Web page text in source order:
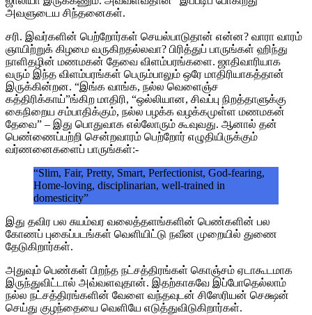
அவளுடைய சிந்தனைகள்.
சரி. இவர்களின் பெற்றோர்கள் செயல்பாடுதான் என்ன? வாரா வாரம்
ஞாயிற்றுக் கிழமை வருகிறதல்லவா? பிரித்துப் பாருங்கள் ஹிந்து
நாளிதழின் மணமகன் தேவை விளம்பரங்களை. ஜாதிவாரியாக
வரும் இந்த விளம்பரங்கள் பெரும்பாலும் ஒரே மாதிரியாகத்தான்
இருக்கின்றன. “இங்க வாங்க, நல்ல வெளைஞ்ச
கத்திரிக்காய்”ங்கிற மாதிரி, “ஒல்லியான, சிவப்பு நிறத்தாளுக்கு
கைநிறைய சம்பாதிக்கும், நல்ல பழக்க வழக்கமுள்ள மணமகன்
தேவை” – இது பொதுவாக எல்லோரும் கூவுவது. ஆனால் தன்
பெண்ணைப்பற்றி சென்றவாரம் பெற்றோர் எழுதியிருக்கும்
வர்ணனைகளைப் பாருங்கள்:-
“Slim, Fair, Pretty, Smart, Perfectionist, God-fearing,
Home-loving, disciplinarian, well-trained in
domesticity”
இது தவிர பல சுயம்வர வலைத்தளங்களின் பெண்களின் பல
கோணப் புகைப்படங்கள் வெளியிட்டு நவீன முறையில் துணை
தேடுகிறார்கள்.
அதுவும் பெண்கள் பிறந்த நட்சத்திரங்கள் கொஞ்சம் ஏடாகூடமாக
இருந்துவிட்டால் அவ்வளவுதான். இதற்காகவே இப்போதெல்லாம்
நல்ல நட்சத்திரங்களின் வேளை வந்தவுடன் சிஸேரியன் செக்ஷன்
செய்து குழந்தையை வெளியே எடுத்துவிடுகிறார்கள்.